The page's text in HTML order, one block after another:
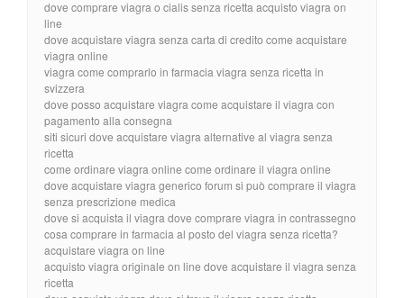
dove comprare viagra o cialis senza ricetta acquisto viagra on
line
dove acquistare viagra senza carta di credito come acquistare
viagra online
viagra come comprarlo in farmacia viagra senza ricetta in
svizzera
dove posso acquistare viagra come acquistare il viagra con
pagamento alla consegna
siti sicuri dove acquistare viagra alternative al viagra senza
ricetta
come ordinare viagra online come ordinare il viagra online
dove acquistare viagra generico forum si può comprare il viagra
senza prescrizione medica
dove si acquista il viagra dove comprare viagra in contrassegno
cosa comprare in farmacia al posto del viagra senza ricetta?
acquistare viagra on line
acquisto viagra originale on line dove acquistare il viagra senza
ricetta